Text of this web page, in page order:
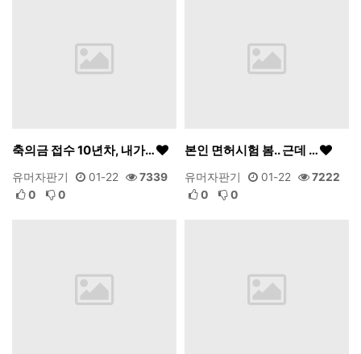
축의금 접수 10년차, 내가…
유머자판기 01-22
7339
0
0
본인 면허시험 봄.. 근데 …
유머자판기 01-22
7222
0
0